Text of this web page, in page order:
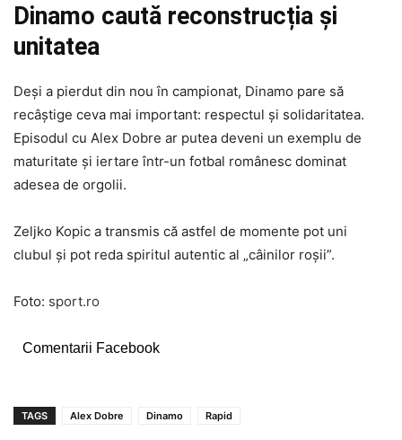
Dinamo caută reconstrucția și
unitatea
Deși a pierdut din nou în campionat, Dinamo pare să
recâștige ceva mai important: respectul și solidaritatea.
Episodul cu Alex Dobre ar putea deveni un exemplu de
maturitate și iertare într-un fotbal românesc dominat
adesea de orgolii.
Zeljko Kopic a transmis că astfel de momente pot uni
clubul și pot reda spiritul autentic al „câinilor roșii”.
Foto: sport.ro
Comentarii Facebook
TAGS Alex Dobre Dinamo Rapid